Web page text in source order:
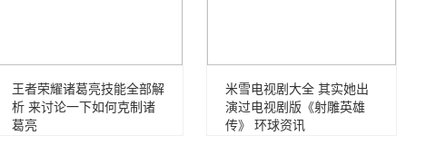
王者荣耀诸葛亮技能全部解
析 来讨论一下如何克制诸
葛亮
米雪电视剧大全 其实她出
演过电视剧版《射雕英雄
传》 环球资讯